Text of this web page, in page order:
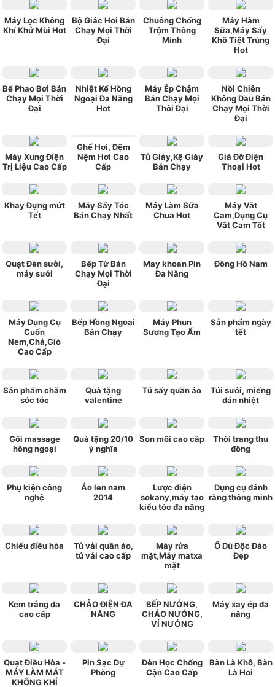
Máy Lọc Không
Khí Khử Mùi Hot
Bộ Giác Hơi Bán
Chạy Mọi Thời
Đại
Chuông Chống
Trộm Thông
Minh
Máy Hâm
Sữa,Máy Sấy
Khô Tiệt Trùng
Hot
Bể Phao Bơi Bán
Chạy Mọi Thời
Đại
Nhiệt Kế Hồng
Ngoại Đa Năng
Hot
Máy Ép Chậm
Bán Chạy Mọi
Thời Đại
Nồi Chiên
Không Dầu Bán
Chạy Mọi Thời
Đại
Máy Xung Điện
Trị Liệu Cao Cấp
Ghế Hơi, Đệm
Nệm Hơi Cao
Cấp
Tủ Giày,Kệ Giày
Bán Chạy
Giá Đỡ Điện
Thoại Hot
Khay Đựng mứt
Tết
Máy Sấy Tóc
Bán Chạy Nhất
Máy Làm Sữa
Chua Hot
Máy Vắt
Cam,Dụng Cụ
Vắt Cam Tốt
Quạt Đèn sưởi,
máy sưởi
Bếp Từ Bán
Chạy Mọi Thời
Đại
May khoan Pin
Đa Năng
Đồng Hồ Nam
Máy Dụng Cụ
Cuốn
Nem,Chả,Giò
Cao Cấp
Bếp Hồng Ngoại
Bán Chạy
Máy Phun
Sương Tạo Ẩm
Sản phẩm ngày
tết
Sản phẩm chăm
sóc tóc
Quà tặng
valentine
Tủ sấy quần áo
Túi sưởi, miếng
dán nhiệt
Gối massage
hồng ngoại
Quà tặng 20/10
ý nghĩa
Son môi cao câp
Thời trang thu
đông
Phụ kiện công
nghệ
Áo len nam
2014
Lược điện
sokany,máy tạo
kiểu tóc đa năng
Dụng cụ đánh
răng thông minh
Chiếu điều hòa
Tủ vải quần áo,
tủ vải cao cấp
Máy rửa
mặt,Máy matxa
mặt
Ô Dù Độc Đáo
Đẹp
Kem trắng da
cao cấp
CHẢO ĐIỆN ĐA
NĂNG
BẾP NƯỚNG,
CHẢO NƯỚNG,
VỈ NƯỚNG
Máy xay ép đa
năng
Quạt Điều Hòa -
MÁY LÀM MÁT
KHÔNG KHÍ
Pin Sạc Dự
Phòng
Đèn Học Chống
Cận Cao Cấp
Bàn Là Khô, Bàn
Là Hơi